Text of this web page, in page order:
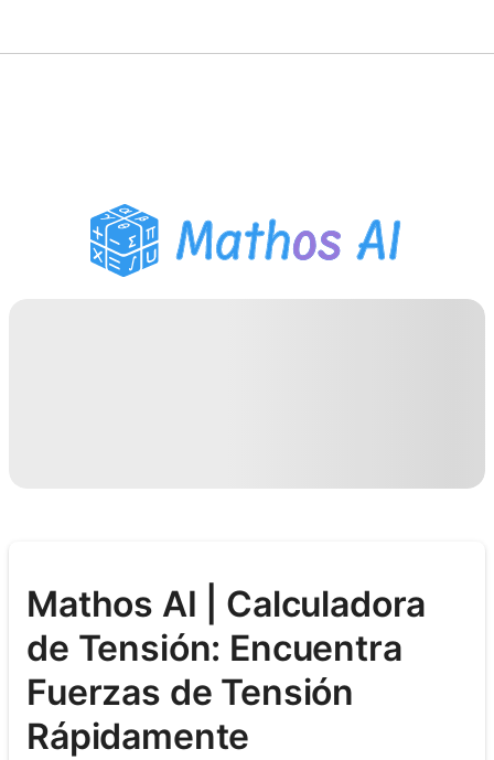
Ayudante de Tareas PDF
Mathos AI | Calculadora
de Tensión: Encuentra
Fuerzas de Tensión
Rápidamente